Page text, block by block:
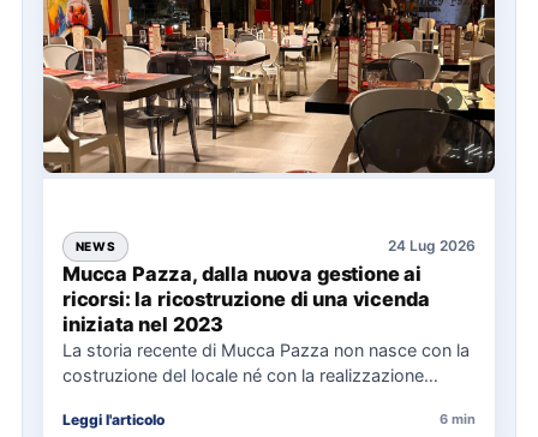
NEWS 24 Lug 2026
Mucca Pazza, dalla nuova gestione ai
ricorsi: la ricostruzione di una vicenda
iniziata nel 2023
La storia recente di Mucca Pazza non nasce con la
costruzione del locale né con la realizzazione
Leggi l'articolo 6 min